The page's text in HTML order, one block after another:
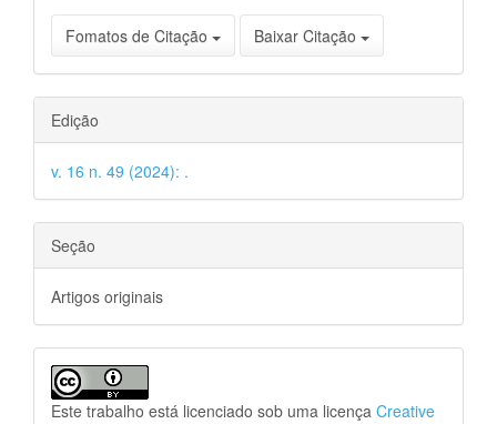
Fomatos de Citação Baixar Citação
Edição
v. 16 n. 49 (2024): .
Seção
Artigos originais
Este trabalho está licenciado sob uma licença Creative